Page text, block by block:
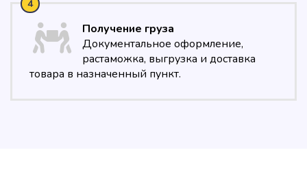
Получение груза
Документальное оформление,
растаможка, выгрузка и доставка
товара в назначенный пункт.